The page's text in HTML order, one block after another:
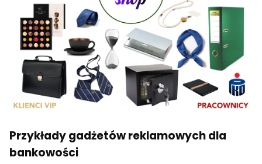
Przykłady gadżetów reklamowych dla
bankowości